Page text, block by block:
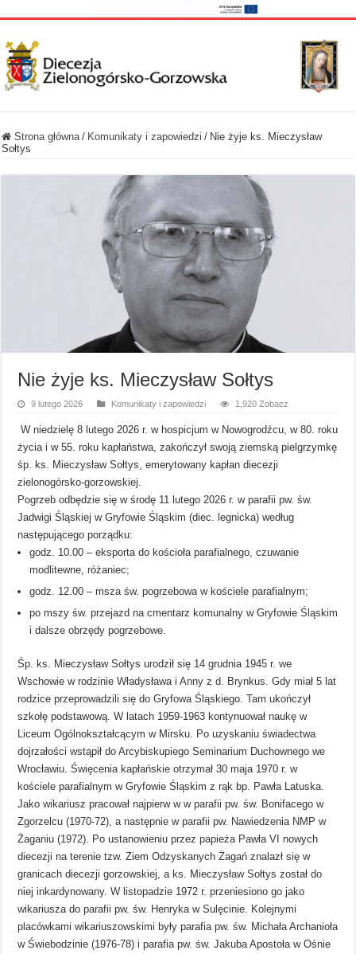
Strona główna / Komunikaty i zapowiedzi / Nie żyje ks. Mieczysław
Sołtys
Nie żyje ks. Mieczysław Sołtys
9 lutego 2026 Komunikaty i zapowiedzi 1,920 Zobacz
W niedzielę 8 lutego 2026 r. w hospicjum w Nowogrodźcu, w 80. roku
życia i w 55. roku kapłaństwa, zakończył swoją ziemską pielgrzymkę
śp. ks. Mieczysław Sołtys, emerytowany kapłan diecezji
zielonogórsko-gorzowskiej.
Pogrzeb odbędzie się w środę 11 lutego 2026 r. w parafii pw. św.
Jadwigi Śląskiej w Gryfowie Śląskim (diec. legnicka) według
następującego porządku:
godz. 10.00 – eksporta do kościoła parafialnego, czuwanie
modlitewne, różaniec;
godz. 12.00 – msza św. pogrzebowa w kościele parafialnym;
po mszy św. przejazd na cmentarz komunalny w Gryfowie Śląskim
i dalsze obrzędy pogrzebowe.
Śp. ks. Mieczysław Sołtys urodził się 14 grudnia 1945 r. we
Wschowie w rodzinie Władysława i Anny z d. Brynkus. Gdy miał 5 lat
rodzice przeprowadzili się do Gryfowa Śląskiego. Tam ukończył
szkołę podstawową. W latach 1959-1963 kontynuował naukę w
Liceum Ogólnokształcącym w Mirsku. Po uzyskaniu świadectwa
dojrzałości wstąpił do Arcybiskupiego Seminarium Duchownego we
Wrocławiu. Święcenia kapłańskie otrzymał 30 maja 1970 r. w
kościele parafialnym w Gryfowie Śląskim z rąk bp. Pawła Latuska.
Jako wikariusz pracował najpierw w w parafii pw. św. Bonifacego w
Zgorzelcu (1970-72), a następnie w parafii pw. Nawiedzenia NMP w
Żaganiu (1972). Po ustanowieniu przez papieża Pawła VI nowych
diecezji na terenie tzw. Ziem Odzyskanych Żagań znalazł się w
granicach diecezji gorzowskiej, a ks. Mieczysław Sołtys został do
niej inkardynowany. W listopadzie 1972 r. przeniesiono go jako
wikariusza do parafii pw. św. Henryka w Sulęcinie. Kolejnymi
placówkami wikariuszowskimi były parafia pw. św. Michała Archanioła
w Świebodzinie (1976-78) i parafia pw. św. Jakuba Apostoła w Ośnie